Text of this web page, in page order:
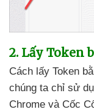
2. Lấy Token
Cách lấy Token
chúng ta chỉ sử
Chrome và Cốc